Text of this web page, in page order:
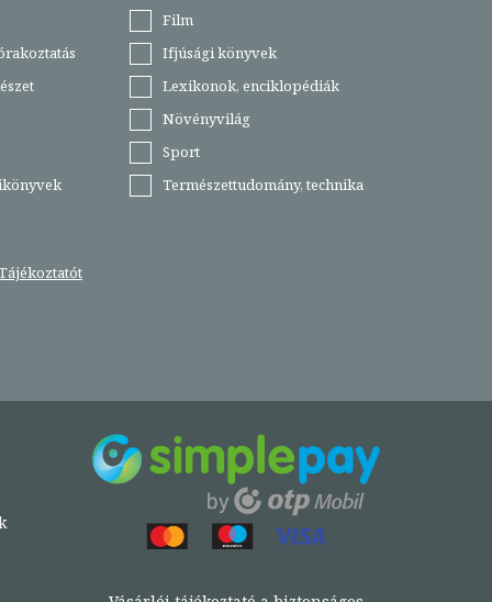
Film
Ifjúsági könyvek
Lexikonok, enciklopédiák
Növényvilág
Sport
Természettudomány, technika